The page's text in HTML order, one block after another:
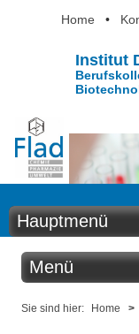
Home •
Institut
Hauptmenü
Home
Menü
Kontakt
Sie sind hier: Home >